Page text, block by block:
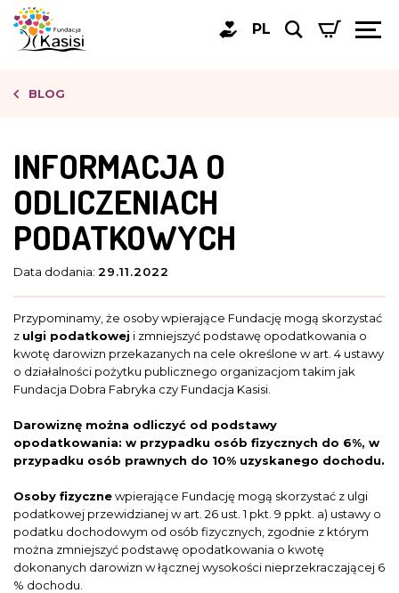
PL
BLOG
INFORMACJA O
ODLICZENIACH
PODATKOWYCH
Data dodania: 29.11.2022
Przypominamy, że osoby wpierające Fundację mogą skorzystać
z ulgi podatkowej i zmniejszyć podstawę opodatkowania o
kwotę darowizn przekazanych na cele określone w art. 4 ustawy
o działalności pożytku publicznego organizacjom takim jak
Fundacja Dobra Fabryka czy Fundacja Kasisi.
Darowiznę można odliczyć od podstawy
opodatkowania: w przypadku osób fizycznych do 6%, w
przypadku osób prawnych do 10% uzyskanego dochodu.
Osoby fizycznewpierające Fundację mogą skorzystać z ulgi
podatkowej przewidzianej w art. 26 ust. 1 pkt. 9 ppkt. a) ustawy o
podatku dochodowym od osób fizycznych, zgodnie z którym
można zmniejszyć podstawę opodatkowania o kwotę
dokonanych darowizn w łącznej wysokości nieprzekraczającej 6
% dochodu.